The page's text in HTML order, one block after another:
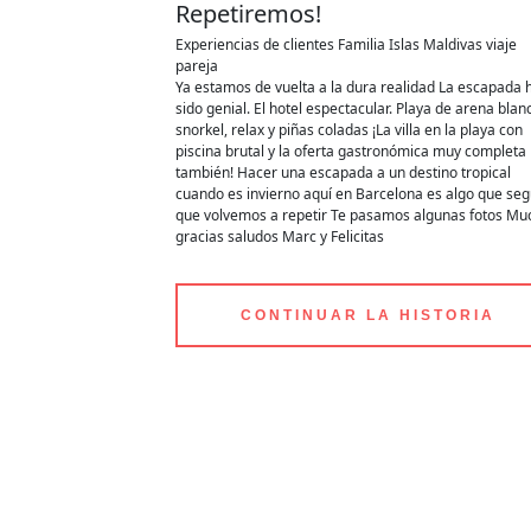
Repetiremos!
Experiencias de clientes Familia Islas Maldivas viaje
pareja
Ya estamos de vuelta a la dura realidad La escapada ha
sido genial. El hotel espectacular. Playa de arena
snorkel, relax y piñas coladas ¡La villa en la playa con
piscina brutal y la oferta gastronómica muy completa
también! Hacer una escapada a un destino tropical
cuando es invierno aquí en Barcelona es algo que
que volvemos a repetir Te pasamos algunas fotos Muchas
gracias saludos Marc y Felicitas
CONTINUAR LA HISTORIA